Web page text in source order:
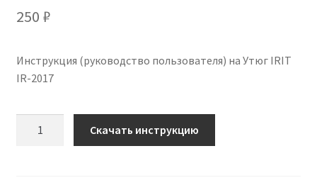
250 ₽
Инструкция (руководство пользователя) на Утюг IRIT
IR-2017
Скачать инструкцию